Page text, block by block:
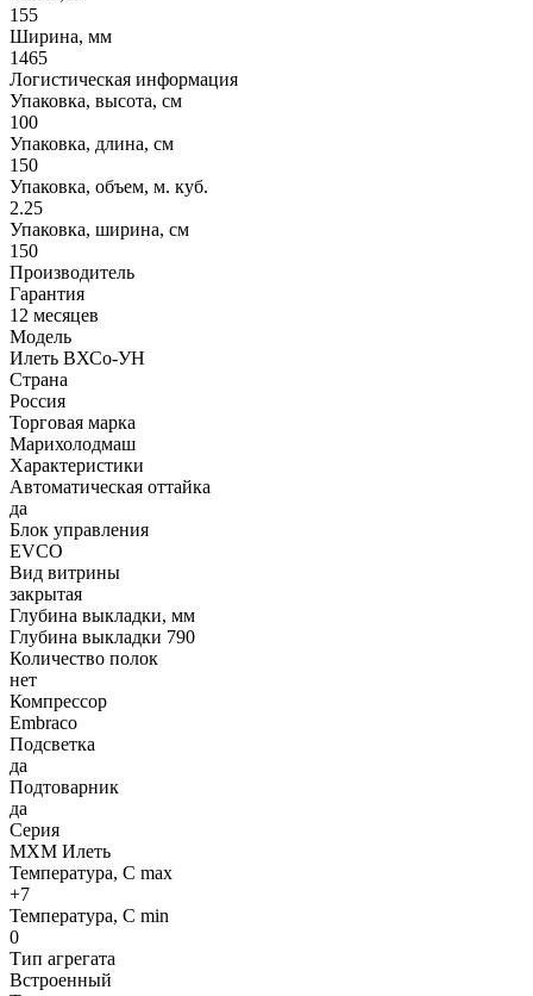
155
Ширина, мм
1465
Логистическая информация
Упаковка, высота, см
100
Упаковка, длина, см
150
Упаковка, объем, м. куб.
2.25
Упаковка, ширина, см
150
Производитель
Гарантия
12 месяцев
Модель
Илеть ВХСо-УН
Страна
Россия
Торговая марка
Марихолодмаш
Характеристики
Автоматическая оттайка
да
Блок управления
ЕVCO
Вид витрины
закрытая
Глубина выкладки, мм
Глубина выкладки 790
Количество полок
нет
Компрессор
Embraco
Подсветка
да
Подтоварник
да
Серия
МХМ Илеть
Температура, С max
+7
Температура, С min
0
Тип агрегата
Встроенный